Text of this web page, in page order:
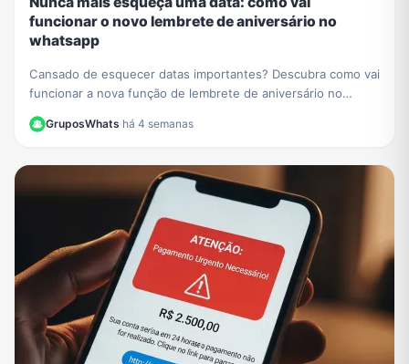
funcionar o novo lembrete de aniversário no
whatsapp
Cansado de esquecer datas importantes? Descubra como vai
funcionar a nova função de lembrete de aniversário no
GruposWhats·há 4 semanas